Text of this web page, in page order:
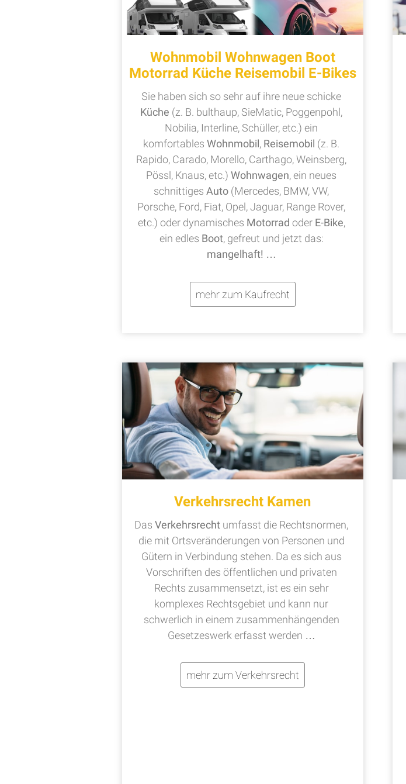
Wohnmobil Wohnwagen Boot
Motorrad Küche Reisemobil E-Bikes
Sie haben sich so sehr auf ihre neue schicke
Küche (z. B. bulthaup, SieMatic, Poggenpohl,
Nobilia, Interline, Schüller, etc.) ein
komfortablesWohnmobil, Reisemobil (z. B.
Rapido, Carado, Morello, Carthago, Weinsberg,
Pössl, Knaus, etc.)Wohnwagen, ein neues
schnittigesAuto (Mercedes, BMW, VW,
Porsche, Ford, Fiat, Opel, Jaguar, Range Rover,
etc.) oder dynamisches Motorrad oder E-Bike,
ein edles Boot, gefreut und jetzt das:
mangelhaft! …
mehr zum Kaufrecht
Verkehrsrecht Kamen
DasVerkehrsrecht umfasst die Rechtsnormen,
die mit Ortsveränderungen von Personen und
Gütern in Verbindung stehen. Da es sich aus
Vorschriften des öffentlichen und privaten
Rechts zusammensetzt, ist es ein sehr
komplexes Rechtsgebiet und kann nur
schwerlich in einem zusammenhängenden
Gesetzeswerk erfasst werden …
mehr zum Verkehrsrecht